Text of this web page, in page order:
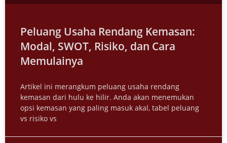
Peluang Usaha Rendang Kemasan:
Modal, SWOT, Risiko, dan Cara
Memulainya
Artikel ini merangkum peluang usaha rendang
kemasan dari hulu ke hilir. Anda akan menemukan
opsi kemasan yang paling masuk akal, tabel peluang
vs risiko vs